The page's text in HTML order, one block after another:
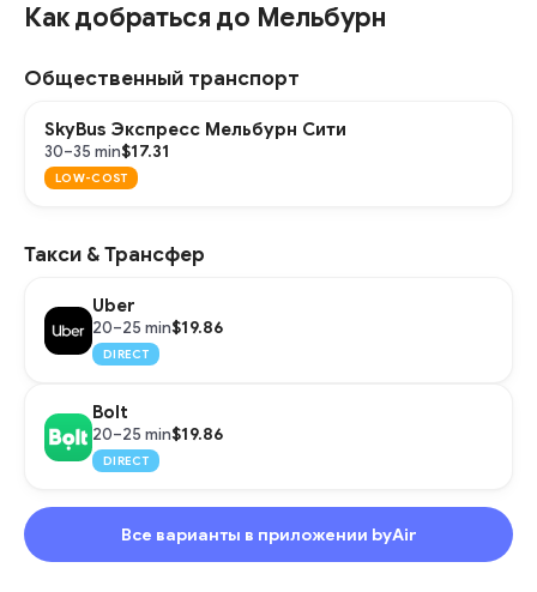
Как добраться до Мельбурн
Общественный транспорт
SkyBus Экспресс Мельбурн Сити
30–35 min$17.31
LOW-COST
Такси & Трансфер
Uber
20–25 min$19.86
DIRECT
Bolt
20–25 min$19.86
DIRECT
Все варианты в приложении byAir